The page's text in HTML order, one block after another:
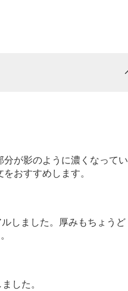
が影のように濃くなってい
おすすめします。
しました。厚みもちょうど
した。